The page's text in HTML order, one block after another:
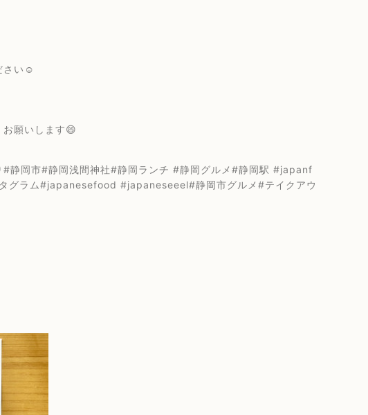
さい☺️
願いします😄
静岡市#静岡浅間神社#静岡ランチ #静岡グルメ#静岡駅 #japanf
ラム#japanesefood #japaneseeel#静岡市グルメ#テイクアウ